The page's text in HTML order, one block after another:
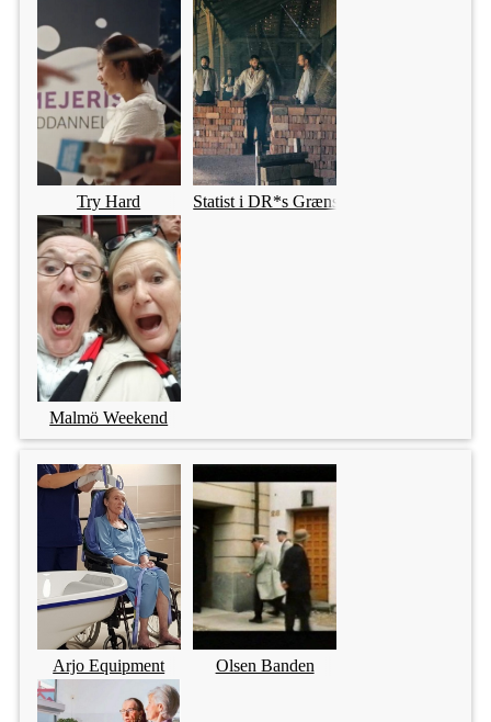
Try Hard Statist i DR*s Grænselandet
Malmö Weekend
Arjo Equipment Olsen Banden